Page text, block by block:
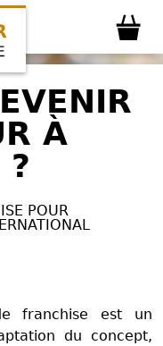
À
?
POUR
franchise est un
du concept,